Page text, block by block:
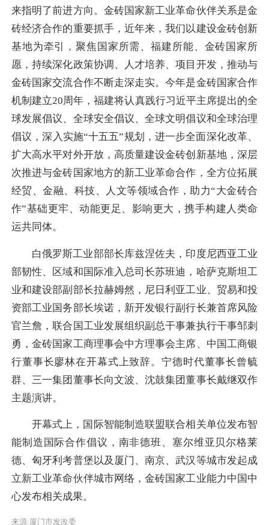
来指明了前进方向。金砖国家新工业革命伙伴关系是金
砖经济合作的重要抓手，近年来，我们以建设金砖创新
基地为牵引，聚焦国家所需、福建所能、金砖国家所
愿，持续深化政策协调、人才培养、项目开发，推动与
金砖国家交流合作不断走深走实。今年是金砖国家合作
机制建立20周年，福建将认真践行习近平主席提出的全
球发展倡议、全球安全倡议、全球文明倡议和全球治理
倡议，深入实施“十五五”规划，进一步全面深化改革、
扩大高水平对外开放，高质量建设金砖创新基地，深层
次推进与金砖国家地方的新工业革命合作，全方位拓展
经贸、金融、科技、人文等领域合作，助力“大金砖合
作”基础更牢、动能更足、影响更大，携手构建人类命
运共同体。
白俄罗斯工业部部长库兹涅佐夫，印度尼西亚工业
部韧性、区域和国际准入总司长苏班迪，哈萨克斯坦工
业和建设部副部长拉赫姆然，尼日利亚工业、贸易和投
资部工业国务部长埃诺，新开发银行副行长兼首席风险
官兰詹，联合国工业发展组织副总干事兼执行干事邹刺
勇，金砖国家工商理事会中方理事会主席、中国工商银
行董事长廖林在开幕式上致辞。宁德时代董事长曾毓
群、三一集团董事长向文波、沈鼓集团董事长戴继双作
主题演讲。
开幕式上，国际智能制造联盟联合相关单位发布智
能制造国际合作倡议，南非德班、塞尔维亚贝尔格莱
德、匈牙利考普堡以及厦门、南京、武汉等城市发起成
立新工业革命伙伴城市网络，金砖国家工业能力中国中
心发布相关成果。
来源:厦门市发改委